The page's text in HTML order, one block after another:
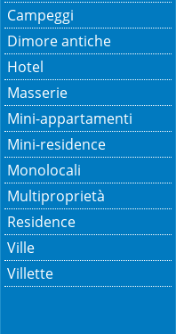
Campeggi
Dimore antiche
Hotel
Masserie
Mini-appartamenti
Mini-residence
Monolocali
Multiproprietà
Residence
Ville
Villette